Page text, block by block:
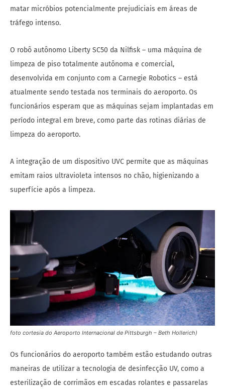
matar micróbios potencialmente prejudiciais em áreas de
tráfego intenso.
O robô autônomo Liberty SC50 da Nilfisk – uma máquina de
limpeza de piso totalmente autônoma e comercial,
desenvolvida em conjunto com a Carnegie Robotics – está
atualmente sendo testada nos terminais do aeroporto. Os
funcionários esperam que as máquinas sejam implantadas em
período integral em breve, como parte das rotinas diárias de
limpeza do aeroporto.
A integração de um dispositivo UVC permite que as máquinas
emitam raios ultravioleta intensos no chão, higienizando a
superfície após a limpeza.
foto cortesia do Aeroporto Internacional de Pittsburgh – Beth Hollerich)
Os funcionários do aeroporto também estão estudando outras
maneiras de utilizar a tecnologia de desinfecção UV, como a
esterilização de corrimãos em escadas rolantes e passarelas